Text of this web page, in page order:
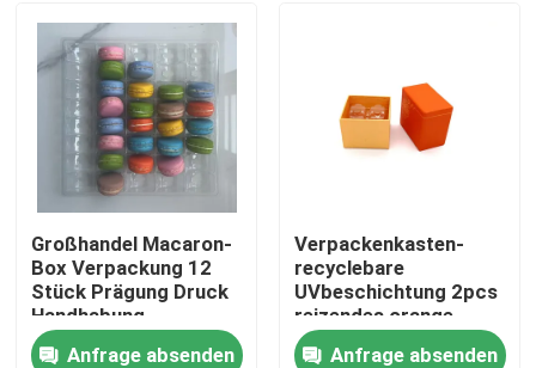
Zu Hause
Produkte
Videos
Großhandel Macaron-
Box Verpackung 12
Stück Prägung Druck
Handhabung
Anfrage absenden
Verpackenkasten-
recyclebare
UVbeschichtung 2pcs
reizendes orange
Kraftpapier Macaron
Anfrage absenden